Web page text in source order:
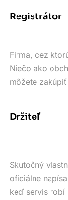
Registrátor
Firma, cez
Niečo ako
môžete
Držiteľ
Skutočný
oficiálne
keď servis robí